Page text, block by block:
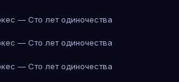
— Сто лет одиночества
— Сто лет одиночества
— Сто лет одиночества